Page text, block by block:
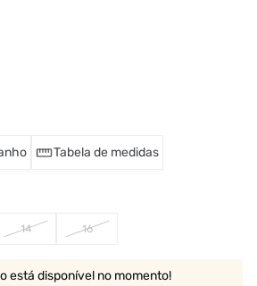
Tabela de medidas
14 16
está disponível no momento!